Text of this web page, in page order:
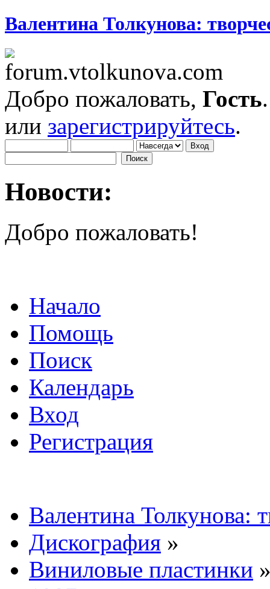
Валентина Толкунова:
Добро пожаловать, Гость
или зарегистрируйтесь.
Новости:
Добро пожаловать!
Начало
Помощь
Поиск
Календарь
Вход
Регистрация
Валентина Толкунова:
Дискография »
Виниловые пластинки